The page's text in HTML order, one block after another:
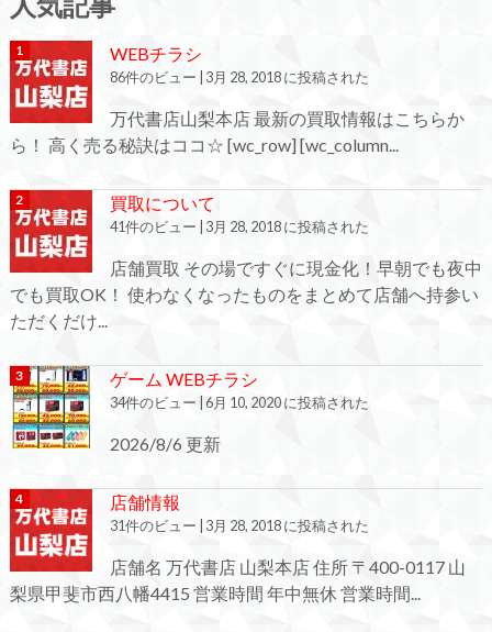
WEBチラシ
86件のビュー | 3月 28, 2018 に投稿された
万代書店山梨本店 最新の買取情報はこちらか
ら！ 高く売る秘訣はココ☆ [wc_row] [wc_column...
買取について
41件のビュー | 3月 28, 2018 に投稿された
店舗買取 その場ですぐに現金化！早朝でも夜中
でも買取OK！ 使わなくなったものをまとめて店舗へ持参い
ただくだけ...
ゲーム WEBチラシ
34件のビュー |6月 10, 2020 に投稿された
2026/8/6 更新
店舗情報
31件のビュー | 3月 28, 2018 に投稿された
店舗名 万代書店 山梨本店 住所 〒400-0117 山
梨県甲斐市西八幡4415 営業時間 年中無休 営業時間...